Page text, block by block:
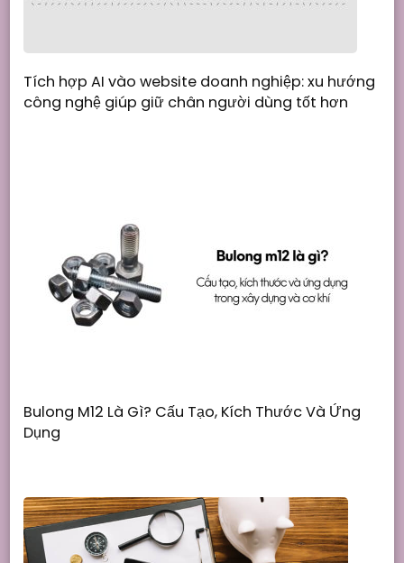
Tích hợp AI vào website doanh nghiệp: xu hướng
công nghệ giúp giữ chân người dùng tốt hơn
Bulong M12 Là Gì? Cấu Tạo, Kích Thước Và Ứng
Dụng